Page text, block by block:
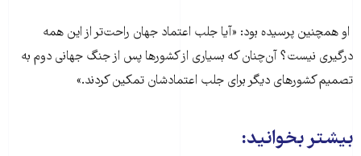
او همچنین پرسیده بود: «آیا جلب اعتماد جهان راحت‌تر از این همه
درگیری نیست؟ آن‌چنان که بسیاری از کشورها پس از جنگ جهانی دوم به
تصمیم کشورهای دیگر برای جلب اعتمادشان تمکین کردند.»
بیشتر بخوانید: